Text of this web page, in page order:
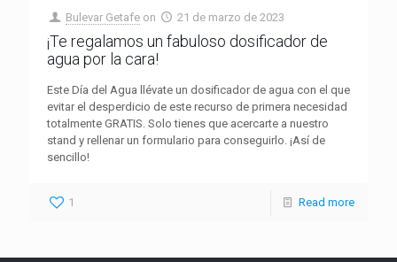
Bulevar Getafe on 21 de marzo de 2023
¡Te regalamos un fabuloso dosificador de
agua por la cara!
Este Día del Agua llévate un dosificador de agua con el que
evitar el desperdicio de este recurso de primera necesidad
totalmente GRATIS. Solo tienes que acercarte a nuestro
stand y rellenar un formulario para conseguirlo. ¡Así de
sencillo!
1 Read more